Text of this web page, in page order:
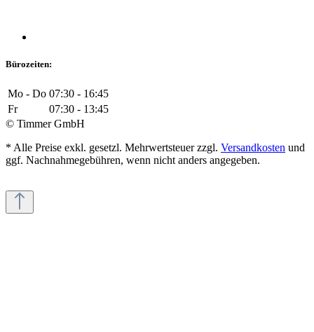
Bürozeiten:
Mo - Do 07:30 - 16:45
Fr
07:30 - 13:45
© Timmer GmbH
* Alle Preise exkl. gesetzl. Mehrwertsteuer zzgl. Versandkosten und
ggf. Nachnahmegebühren, wenn nicht anders angegeben.